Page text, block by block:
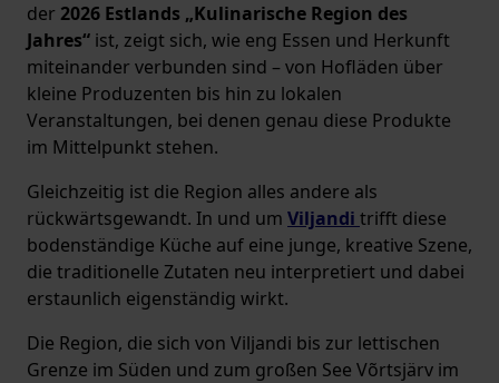
der 2026 Estlands „Kulinarische Region des
Jahres“ ist, zeigt sich, wie eng Essen und Herkunft
miteinander verbunden sind – von Hofläden über
kleine Produzenten bis hin zu lokalen
Veranstaltungen, bei denen genau diese Produkte
im Mittelpunkt stehen.
Gleichzeitig ist die Region alles andere als
rückwärtsgewandt. In und um Viljandi trifft diese
bodenständige Küche auf eine junge, kreative Szene,
die traditionelle Zutaten neu interpretiert und dabei
erstaunlich eigenständig wirkt.
Die Region, die sich von Viljandi bis zur lettischen
Grenze im Süden und zum großen See Võrtsjärv im